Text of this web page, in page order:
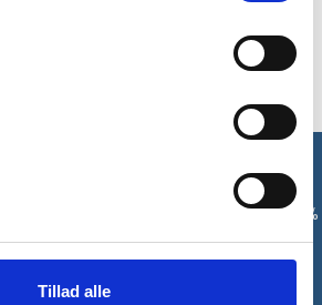
Tillad alle
og modtag med det samme en 10%
til din første ordre*